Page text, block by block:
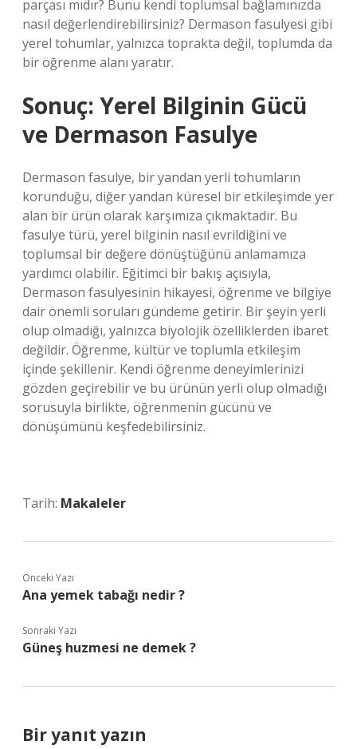
parçası mıdır? Bunu kendi toplumsal bağlamınızda
nasıl değerlendirebilirsiniz? Dermason fasulyesi gibi
yerel tohumlar, yalnızca toprakta değil, toplumda da
bir öğrenme alanı yaratır.
Sonuç: Yerel Bilginin Gücü
ve Dermason Fasulye
Dermason fasulye, bir yandan yerli tohumların
korunduğu, diğer yandan küresel bir etkileşimde yer
alan bir ürün olarak karşımıza çıkmaktadır. Bu
fasulye türü, yerel bilginin nasıl evrildiğini ve
toplumsal bir değere dönüştüğünü anlamamıza
yardımcı olabilir. Eğitimci bir bakış açısıyla,
Dermason fasulyesinin hikayesi, öğrenme ve bilgiye
dair önemli soruları gündeme getirir. Bir şeyin yerli
olup olmadığı, yalnızca biyolojik özelliklerden ibaret
değildir. Öğrenme, kültür ve toplumla etkileşim
içinde şekillenir. Kendi öğrenme deneyimlerinizi
gözden geçirebilir ve bu ürünün yerli olup olmadığı
sorusuyla birlikte, öğrenmenin gücünü ve
dönüşümünü keşfedebilirsiniz.
Tarih: Makaleler
Önceki Yazı
Ana yemek tabağı nedir ?
Sonraki Yazı
Güneş huzmesi ne demek ?
Bir yanıt yazın